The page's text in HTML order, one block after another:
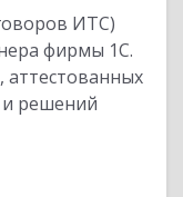
ИТС)
фирмы 1С.
аттестованных
и решений